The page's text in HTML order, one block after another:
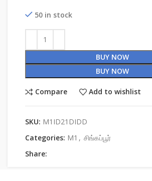
50 in stock
BUY NOW
BUY NOW
Compare Add to wishlist
SKU: M1ID21DIDD
Categories: M1 , சிங்கப்பூர்
Share: